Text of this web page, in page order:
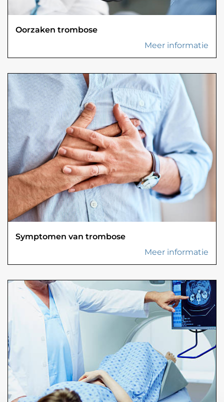
Oorzaken trombose
Meer informatie
Symptomen van trombose
Meer informatie